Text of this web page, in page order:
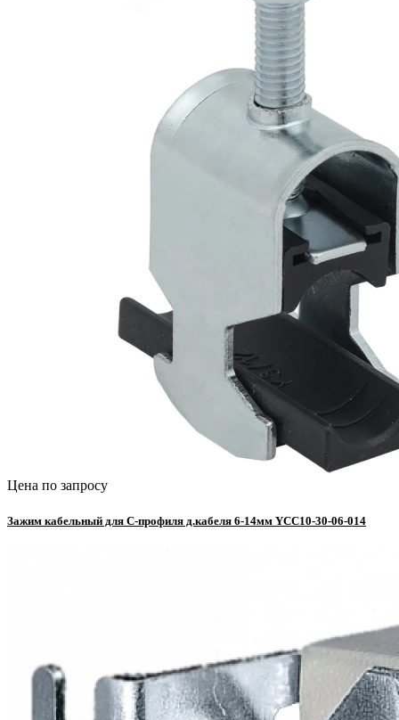
Цена по запросу
Зажим кабельный для С-профиля д.кабеля 6-14мм YCC10-30-06-014